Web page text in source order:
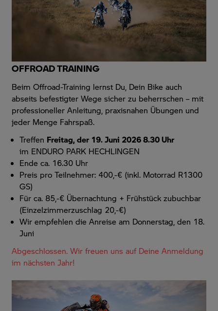
OFFROAD TRAINING
Beim Offroad-Training lernst Du, Dein Bike auch
abseits befestigter Wege sicher zu beherrschen – mit
professioneller Anleitung, praxisnahen Übungen und
jeder Menge Fahrspaß.
Treffen Freitag, der 19. Juni 2026 8.30 Uhr
im ENDURO PARK HECHLINGEN
Ende ca. 16.30 Uhr
Preis pro Teilnehmer: 400,-€ (inkl. Motorrad R1300
GS)
Für ca. 85,-€ Übernachtung + Frühstück zubuchbar
(Einzelzimmerzuschlag 20,-€)
Wir empfehlen die Anreise am Donnerstag, den 18.
Juni
Abgeschlossen. Wir freuen uns auf Deine Anmeldung
im nächsten Jahr!